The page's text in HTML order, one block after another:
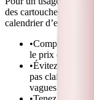
des cartouches de
calendrier d’entretien.
•Comparez le
le prix d’achat.
•Évitez les
pas clairement
vagues.